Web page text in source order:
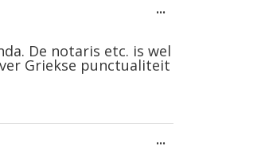
De notaris etc. is wel
Griekse punctualiteit
...
...